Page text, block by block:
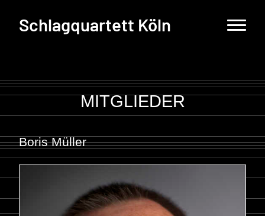
Schlagquartett Köln
MITGLIEDER
Boris Müller